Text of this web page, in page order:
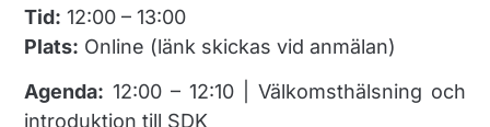
Tid: 12:00 – 13:00
Plats: Online (länk skickas vid anmälan)
Agenda: 12:00 – 12:10 | Välkomsthälsning och
introduktion till SDK